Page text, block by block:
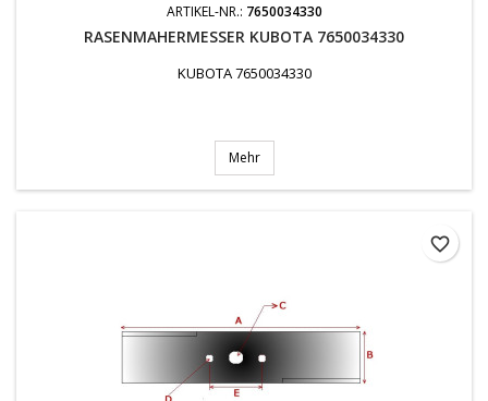
ARTIKEL-NR.: 7650034330
RASENMAHERMESSER KUBOTA 7650034330
KUBOTA 7650034330
Mehr
favorite_border